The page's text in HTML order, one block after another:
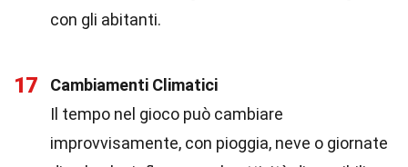
con gli abitanti.
17
Cambiamenti Climatici
Il tempo nel gioco può cambiare
improvvisamente, con pioggia, neve o giornate